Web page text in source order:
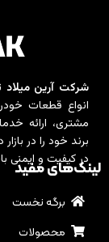
شرکت آرین میلاد
انواع قطعات
مشتری، ارائه
برند خود را در
در کیفیت و ایمنی
لینک‌های مفید
برگه نخست
محصولات